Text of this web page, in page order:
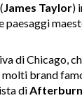
James Taylor)
paesaggi
di Chicago,
brand
di